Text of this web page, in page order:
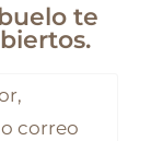
te
correo